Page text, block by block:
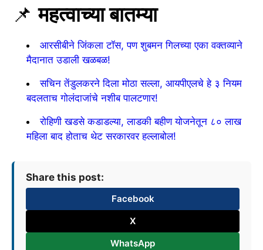
📌महत्वाच्या बातम्या
आरसीबीने जिंकला टॉस, पण शुबमन गिलच्या एका वक्तव्याने
मैदानात उडाली खळबळ!
सचिन तेंडुलकरने दिला मोठा सल्ला, आयपीएलचे हे ३ नियम
बदलताच गोलंदाजांचे नशीब पालटणार!
रोहिणी खडसे कडाडल्या, लाडकी बहीण योजनेतून ८० लाख
महिला बाद होताच थेट सरकारवर हल्लाबोल!
Share this post:
Facebook
X
WhatsApp